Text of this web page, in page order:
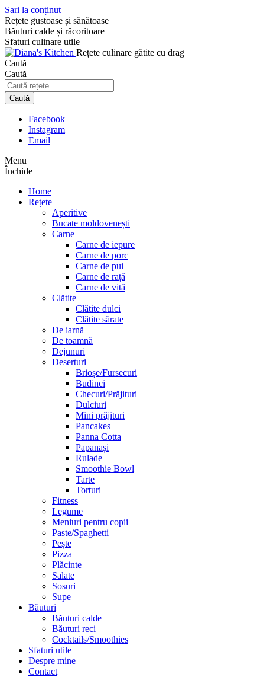
Sari la conținut
Rețete gustoase și sănătoase
Băuturi calde și răcoritoare
Sfaturi culinare utile
Rețete culinare gătite cu drag
Caută
Caută
Caută
Facebook
Instagram
Email
Menu
Închide
Home
Rețete
Aperitive
Bucate moldovenești
Carne
Carne de iepure
Carne de porc
Carne de pui
Carne de rață
Carne de vită
Clătite
Clătite dulci
Clătite sărate
De iarnă
De toamnă
Dejunuri
Deserturi
Brioșe/Fursecuri
Budinci
Checuri/Prăjituri
Dulciuri
Mini prăjituri
Pancakes
Panna Cotta
Papanași
Rulade
Smoothie Bowl
Tarte
Torturi
Fitness
Legume
Meniuri pentru copii
Paste/Spaghetti
Pește
Pizza
Plăcinte
Salate
Sosuri
Supe
Băuturi
Băuturi calde
Băuturi reci
Cocktails/Smoothies
Sfaturi utile
Despre mine
Contact